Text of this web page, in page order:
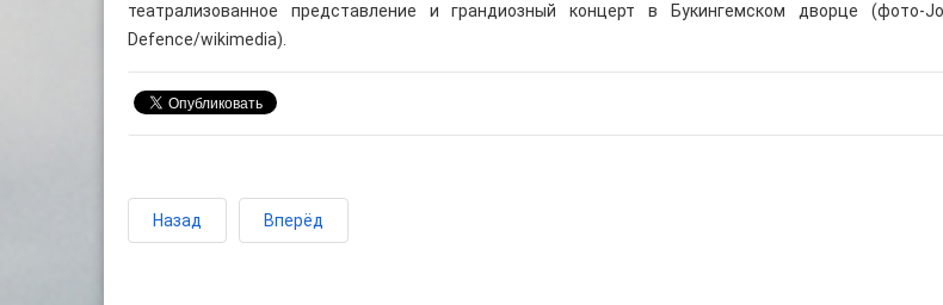
театрализованное представление и грандиозный концерт в Букингемском дворце
Defence/wikimedia).
Назад Вперёд